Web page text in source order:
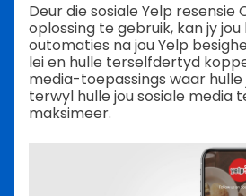
Deur die sosiale Yelp resensie
oplossing te gebruik, kan jy
outomaties na jou Yelp
lei en hulle terselfdertyd
media-toepassings waar hulle
terwyl hulle jou sosiale media
maksimeer.